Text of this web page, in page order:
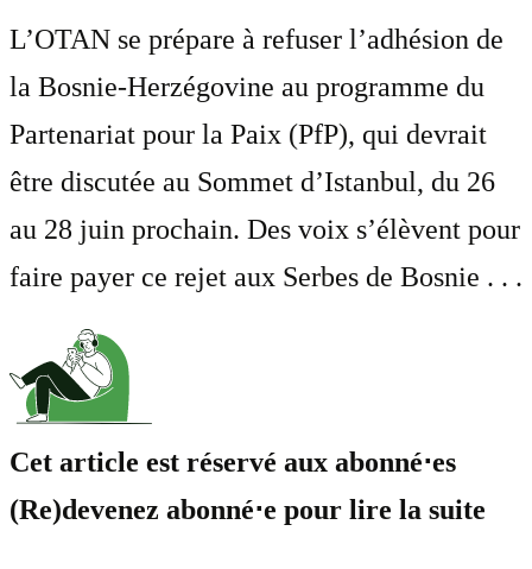
L’OTAN se prépare à refuser l’adhésion de
la Bosnie-Herzégovine au programme du
Partenariat pour la Paix (PfP), qui devrait
être discutée au Sommet d’Istanbul, du 26
au 28 juin prochain. Des voix s’élèvent pour
faire payer ce rejet aux Serbes de Bosnie . . .
Cet article est réservé aux abonné⋅es
(Re)devenez abonné⋅e pour lire la suite